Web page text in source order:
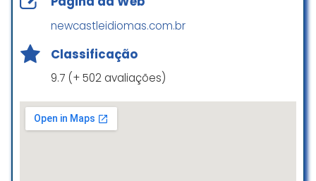
newcastleidiomas.com.br
Classificação
9.7 (+ 502 avaliações)